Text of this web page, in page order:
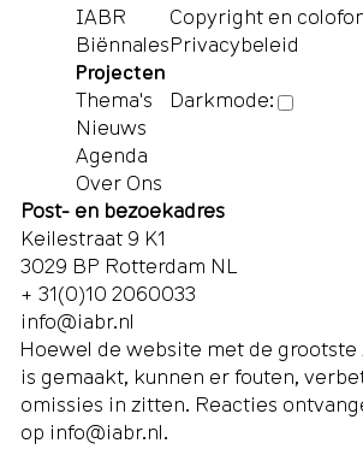
IABR
Biënnales
Projecten
Thema's
Nieuws
Agenda
Over Ons
Copyright en
Privacybeleid
Darkmode:
Post- en bezoekadres
Keilestraat 9 K1
3029 BP Rotterdam NL
+ 31(0)10 2060033
info@iabr.nl
Hoewel de website met de
is gemaakt, kunnen er fouten,
omissies in zitten. Reacties
op info@iabr.nl.